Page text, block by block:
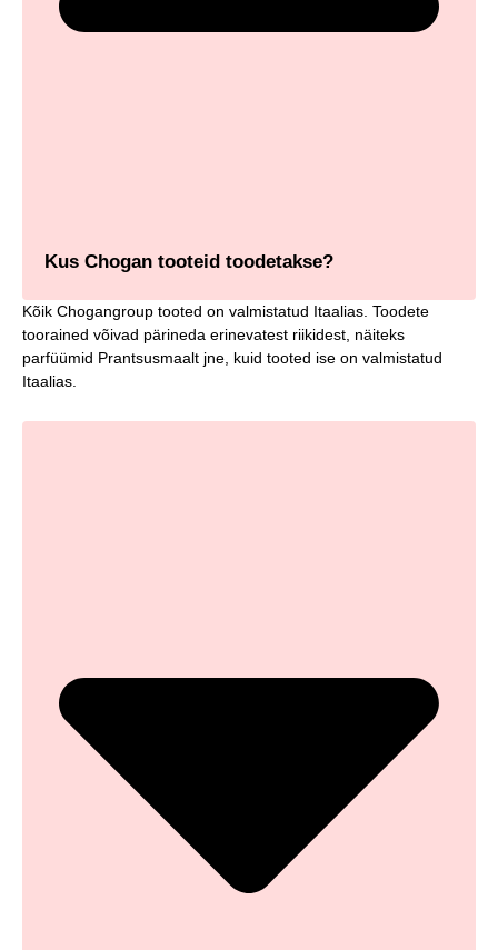
Kus Chogan tooteid toodetakse?
Kõik Chogangroup tooted on valmistatud Itaalias. Toodete
toorained võivad pärineda erinevatest riikidest, näiteks
parfüümid Prantsusmaalt jne, kuid tooted ise on valmistatud
Itaalias.